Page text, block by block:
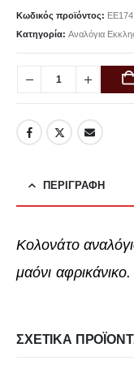
Κωδικός προϊόντος: EE174
Κατηγορία: Αναλόγια
ΠΕΡΙΓΡΑΦΉ
Κολονάτο
μαόνι αφρικάνικο.
ΣΧΕΤΙΚΆ